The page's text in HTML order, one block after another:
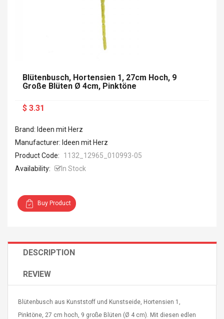
Plan Cutter
Instrumento
Onctueux -
Men's Pendant Necklace
Blütenbusch, Hortensien 1, 27cm Hoch, 9
Große Blüten Ø 4cm, Pinktöne
$ 3.31
Brand: Ideen mit Herz
Manufacturer: Ideen mit Herz
Product Code:
1132_12965_010993-05
Availability:
In Stock
Buy Product
DESCRIPTION
REVIEW
Blütenbusch aus Kunststoff und Kunstseide, Hortensien 1,
Pinktöne, 27 cm hoch, 9 große Blüten (Ø 4 cm). Mit diesen edlen